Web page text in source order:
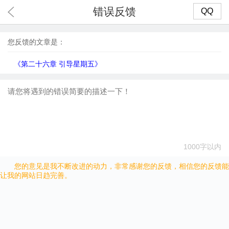
错误反馈 QQ
您反馈的文章是：
《第二十六章 引导星期五》
1000字以内
您的意见是我不断改进的动力，非常感谢您的反馈，相信您的反馈能
让我的网站日趋完善。